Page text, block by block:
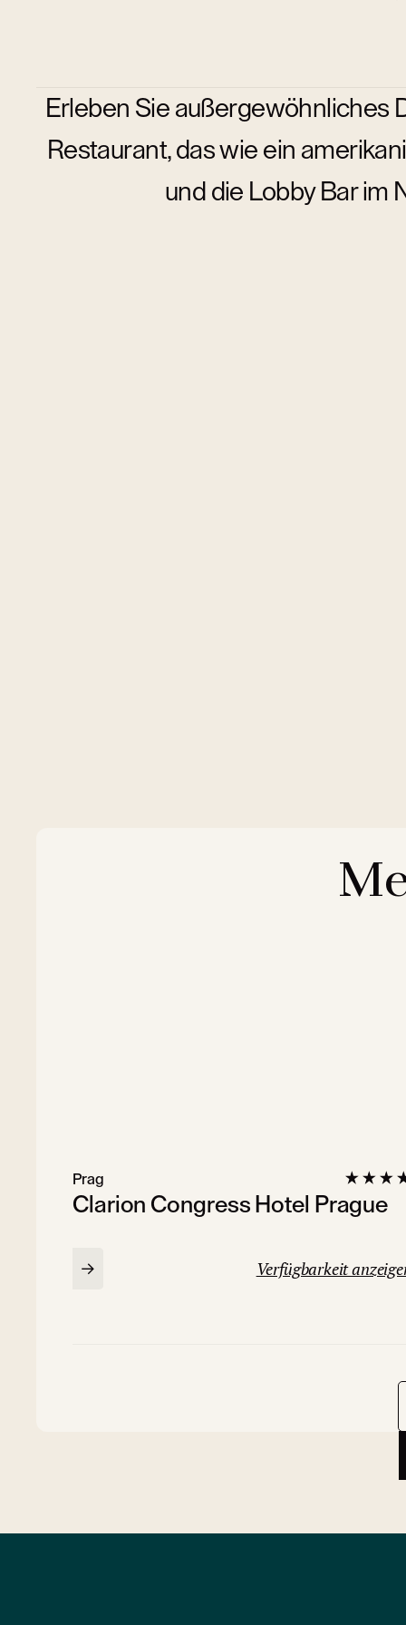
Erleben Sie außergewöhnliches
Restaurant, das wie ein
und die Lobby Bar im
Clarion Congress Hotel Prague
Prag
Verfügbarkeit